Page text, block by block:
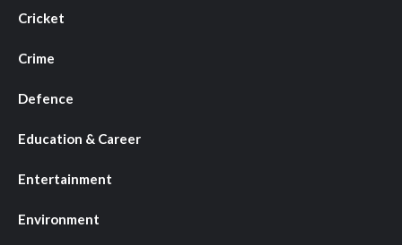
Cricket
Crime
Defence
Education & Career
Entertainment
Environment